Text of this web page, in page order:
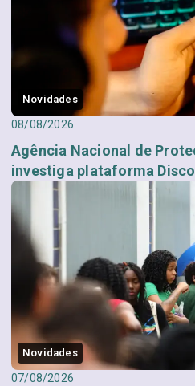
Novidades
08/08/2026
Agência Nacional de
investiga plataforma
Novidades
07/08/2026